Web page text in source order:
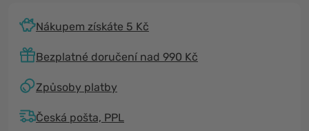
Nákupem získáte 5 Kč
Bezplatné doručení nad 990 Kč
Způsoby platby
Česká pošta, PPL